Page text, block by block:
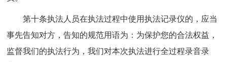
第十条执法人员在执法过程中使用执法记录仪的，应当
事先告知对方，告知的规范用语为：为保护您的合法权益，
监督我们的执法行为，我们对本次执法进行全过程录音录